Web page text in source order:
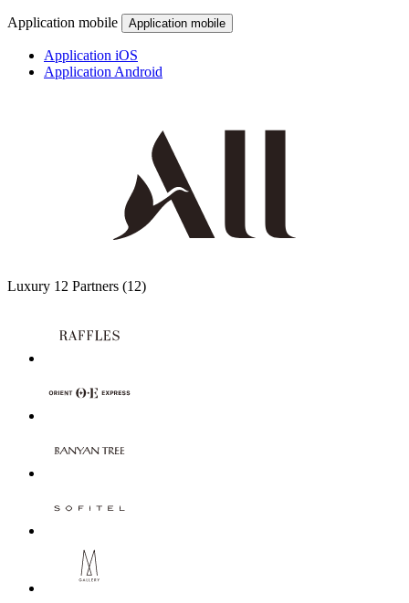
Application mobile Application mobile
Application iOS
Application Android
Luxury 12 Partners (12)